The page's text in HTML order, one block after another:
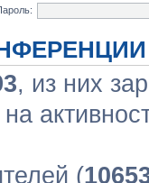
, из них
(